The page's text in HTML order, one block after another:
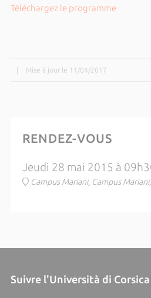
Téléchargez le programme
Mise à jour le 11/04/2017
RENDEZ-VOUS
Jeudi 28 mai 2015 à
Campus Mariani, Campus
Suivre l'Università di Corsica